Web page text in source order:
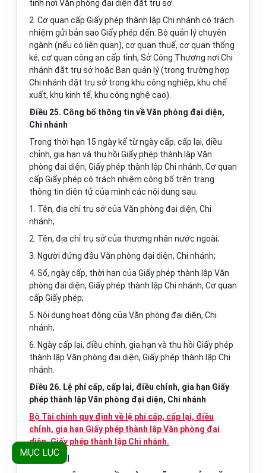
tỉnh nơi Văn phòng đại diện đặt trụ sở.
2. Cơ quan cấp Giấy phép thành lập Chi nhánh có trách
nhiệm gửi bản sao Giấy phép đến: Bộ quản lý chuyên
ngành (nếu có liên quan), cơ quan thuế, cơ quan thống
kê, cơ quan công an cấp tỉnh, Sở Công Thương nơi Chi
nhánh đặt trụ sở hoặc Ban quản lý (trong trường hợp
Chi nhánh đặt trụ sở trong khu công nghiệp, khu chế
xuất, khu kinh tế, khu công nghệ cao).
Điều 25. Công bố thông tin về Văn phòng đại diện,
Chi nhánh
Trong thời hạn 15 ngày kể từ ngày cấp, cấp lại, điều
chỉnh, gia hạn và thu hồi Giấy phép thành lập Văn
phòng đại diện, Giấy phép thành lập Chi nhánh, Cơ quan
cấp Giấy phép có trách nhiệm công bố trên trang
thông tin điện tử của mình các nội dung sau:
1. Tên, địa chỉ trụ sở của Văn phòng đại diện, Chi
nhánh;
2. Tên, địa chỉ trụ sở của thương nhân nước ngoài;
3. Người đứng đầu Văn phòng đại diện, Chi nhánh;
4. Số, ngày cấp, thời hạn của Giấy phép thành lập Văn
phòng đại diện, Giấy phép thành lập Chi nhánh, Cơ quan
cấp Giấy phép;
5. Nội dung hoạt động của Văn phòng đại diện, Chi
nhánh;
6. Ngày cấp lại, điều chỉnh, gia hạn và thu hồi Giấy phép
thành lập Văn phòng đại diện, Giấy phép thành lập Chi
nhánh.
Điều 26. Lệ phí cấp, cấp lại, điều chỉnh, gia hạn Giấy
phép thành lập Văn phòng đại diện, Chi nhánh
Bộ Tài chính quy định về lệ phí cấp, cấp lại, điều
chỉnh, gia hạn Giấy phép thành lập Văn phòng đại
diện, Giấy phép thành lập Chi nhánh.
Chương III
MỤC LỤC